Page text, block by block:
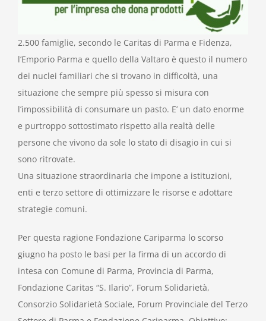
2.500 famiglie, secondo le Caritas di Parma e Fidenza,
l’Emporio Parma e quello della Valtaro è questo il numero
dei nuclei familiari che si trovano in difficoltà, una
situazione che sempre più spesso si misura con
l’impossibilità di consumare un pasto. E’ un dato enorme
e purtroppo sottostimato rispetto alla realtà delle
persone che vivono da sole lo stato di disagio in cui si
sono ritrovate.
Una situazione straordinaria che impone a istituzioni,
enti e terzo settore di ottimizzare le risorse e adottare
strategie comuni.
Per questa ragione Fondazione Cariparma lo scorso
giugno ha posto le basi per la firma di un accordo di
intesa con Comune di Parma, Provincia di Parma,
Fondazione Caritas “S. Ilario”, Forum Solidarietà,
Consorzio Solidarietà Sociale, Forum Provinciale del Terzo